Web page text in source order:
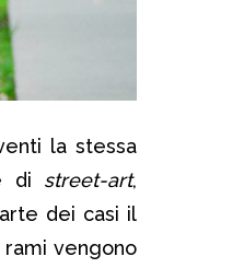
la stessa
di street-art,
dei casi il
vengono